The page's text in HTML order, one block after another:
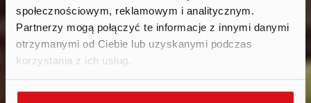
społecznościowym, reklamowym i analitycznym.
Partnerzy mogą połączyć te informacje z innymi danymi
otrzymanymi od Ciebie lub uzyskanymi podczas
korzystania z ich usług.